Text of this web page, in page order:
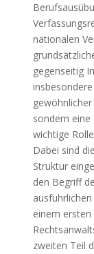
nationalen
gegenseitig
sondern
wichtige
Dabei sind
Struktur
den Begriff
einem
zweiten Teil